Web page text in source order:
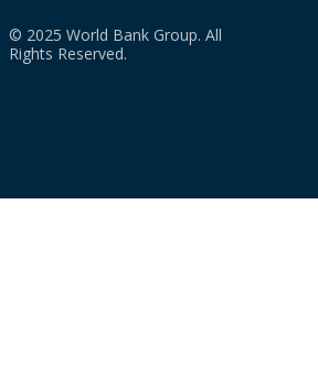
© 2025 World Bank Group. All
Rights Reserved.